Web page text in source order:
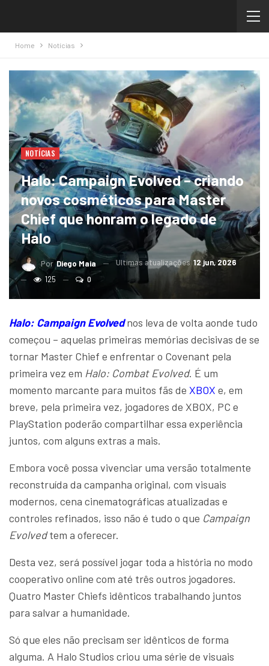
Home Notícias
NOTÍCIAS
Halo: Campaign Evolved – criando
novos cosméticos para Master
Chief que honram o legado de
Halo
Por Diego Maia Ultimas atualizações 12 jun, 2026
125
0
Halo: Campaign Evolvednos leva de volta aonde tudo
começou – aquelas primeiras memórias decisivas de se
tornar Master Chief e enfrentar o Covenant pela
primeira vez em Halo: Combat Evolved. É um
momento marcante para muitos fãs de XBOX e, em
breve, pela primeira vez, jogadores de XBOX, PC e
PlayStation poderão compartilhar essa experiência
juntos, com alguns extras a mais.
Embora você possa vivenciar uma versão totalmente
reconstruída da campanha original, com visuais
modernos, cena cinematográficas atualizadas e
controles refinados, isso não é tudo o que Campaign
Evolvedtem a oferecer.
Desta vez, será possível jogar toda a história no modo
cooperativo online com até três outros jogadores.
Quatro Master Chiefs idênticos trabalhando juntos
para salvar a humanidade.
Só que eles não precisam ser idênticos de forma
alguma. A Halo Studios criou uma série de visuais